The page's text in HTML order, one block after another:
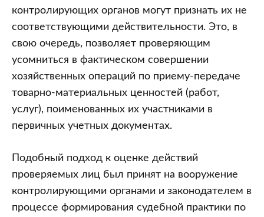
контролирующих органов могут признать их не
соответствующими действительности. Это, в
свою очередь, позволяет проверяющим
усомниться в фактическом совершении
хозяйственных операций по приему-передаче
товарно-материальных ценностей (работ,
услуг), поименованных их участниками в
первичных учетных документах.
Подобный подход к оценке действий
проверяемых лиц был принят на вооружение
контролирующими органами и законодателем в
процессе формирования судебной практики по